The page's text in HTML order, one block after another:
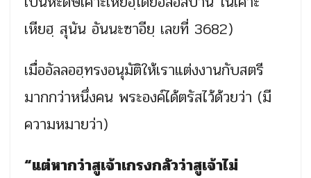
เหียฮฺ สุนัน อันนะซาอียฺ เลขที่ 3682)
เมื่ออัลลอฮฺทรงอนุมัติให้เราแต่งงานกับสตรี
มากกว่าหนึ่งคน พระองค์ได้ตรัสไว้ด้วยว่า (มี
ความหมายว่า)
“แต่หากว่าสูเจ้าเกรงกลัวว่าสูเจ้าไม่